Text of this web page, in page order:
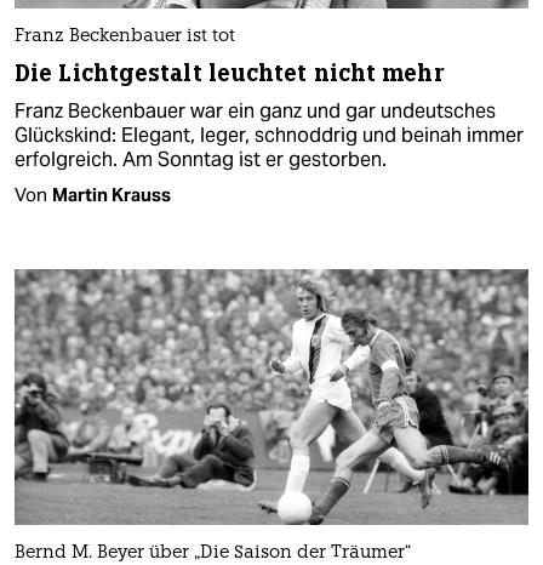
Franz Beckenbauer ist tot
Die Lichtgestalt leuchtet nicht mehr
Franz Beckenbauer war ein ganz und gar undeutsches
Glückskind: Elegant, leger, schnoddrig und beinah immer
erfolgreich. Am Sonntag ist er gestorben.
Von Martin Krauss
Bernd M. Beyer über „Die Saison der Träumer“